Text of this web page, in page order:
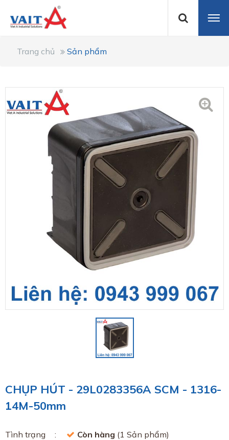
Trang chủ Sản phẩm
CHỤP HÚT - 29L0283356A SCM - 1316-
14M-50mm
Tình trạng Còn hàng (1 Sản phẩm)